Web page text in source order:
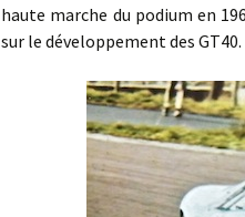
haute marche du podium en
sur le développement des GT40.